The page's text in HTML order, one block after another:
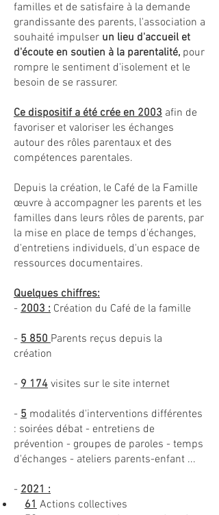
familles et de satisfaire à la demande
grandissante des parents, l'association a
souhaité impulser un lieu d'accueil et
d'écoute en soutien à la parentalité, pour
rompre le sentiment d'isolement et le
besoin de se rassurer.
Ce dispositif a été crée en 2003 afin de
favoriser et valoriser les échanges
autour des rôles parentaux et des
compétences parentales.
Depuis la création, le Café de la Famille
œuvre à accompagner les parents et les
familles dans leurs rôles de parents, par
la mise en place de temps d'échanges,
d'entretiens individuels, d'un espace de
ressources documentaires.
Quelques chiffres:
- 2003 : Création du Café de la famille
- 5 850Parents reçus depuis la
création
- 9 174 visites sur le site internet
- 5 modalités d'interventions différentes
: soirées débat - entretiens de
prévention - groupes de paroles - temps
d'échanges - ateliers parents-enfant ...
- 2021 :
61 Actions collectives